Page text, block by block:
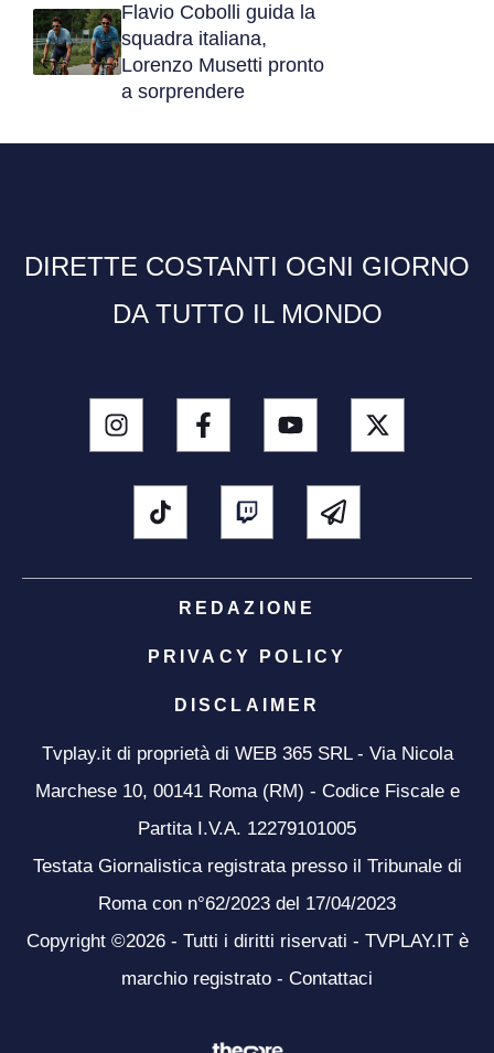
Flavio Cobolli guida la
squadra italiana,
Lorenzo Musetti pronto
a sorprendere
DIRETTE COSTANTI OGNI GIORNO
DA TUTTO IL MONDO
REDAZIONE
PRIVACY POLICY
DISCLAIMER
Tvplay.it di proprietà di WEB 365 SRL - Via Nicola
Marchese 10, 00141 Roma (RM) - Codice Fiscale e
Partita I.V.A. 12279101005
Testata Giornalistica registrata presso il Tribunale di
Roma con n°62/2023 del 17/04/2023
Copyright ©2026 - Tutti i diritti riservati - TVPLAY.IT è
marchio registrato - Contattaci